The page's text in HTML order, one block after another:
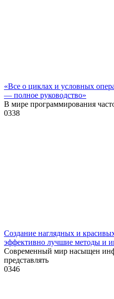
«Все о циклах и условных
— полное руководство»
В мире программирования
0338
Создание наглядных и
эффективно лучшие методы и
Современный мир насыщен
представлять
0346